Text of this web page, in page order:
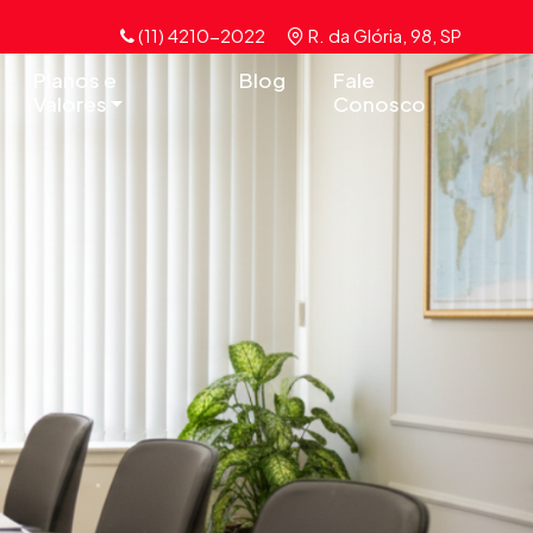
(11) 4210-2022 R. da Glória, 98, SP
Planos e
Valores
Blog
Fale
Conosco